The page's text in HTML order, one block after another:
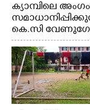
ക്യാമ്പിലെ
കെ.സി
എക്സൈസ് വകുപ്പ്